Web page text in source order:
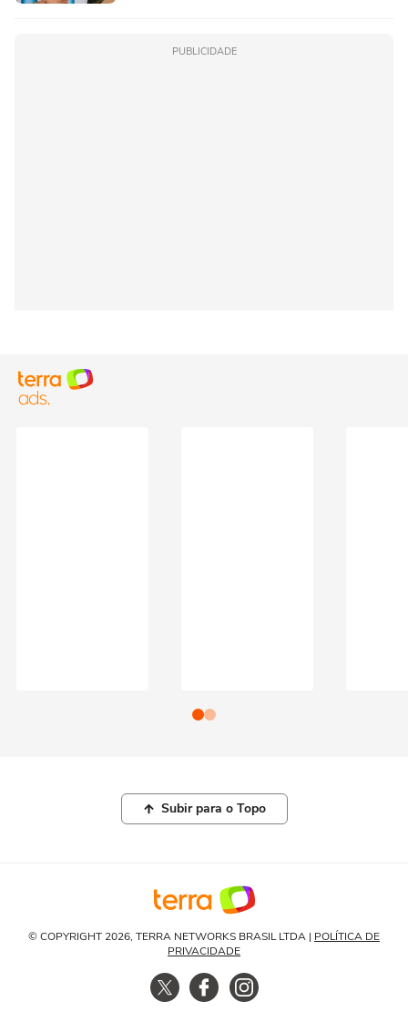
PUBLICIDADE
Subir para o Topo
© COPYRIGHT 2026, TERRA NETWORKS BRASIL LTDA | POLÍTICA DE
PRIVACIDADE